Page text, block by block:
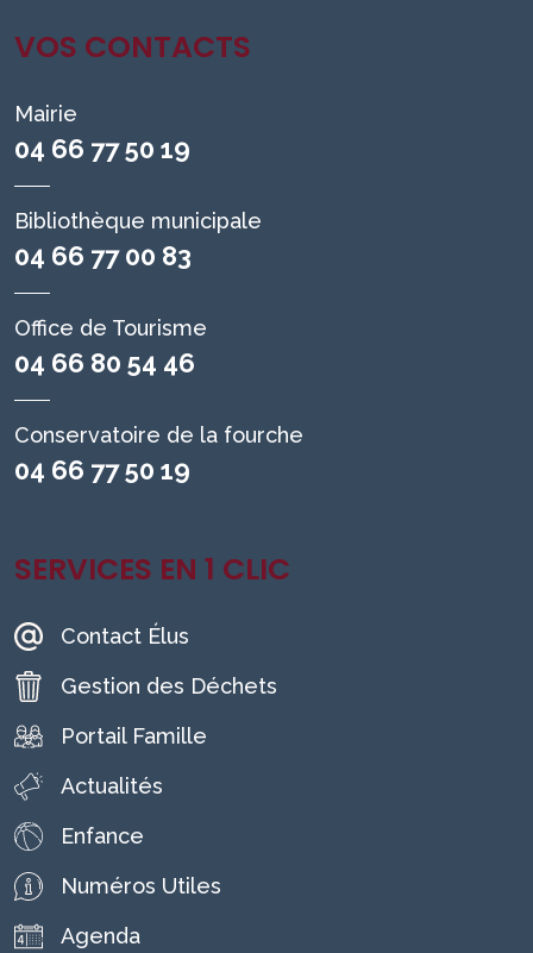
VOS CONTACTS
Mairie
04 66 77 50 19
Bibliothèque municipale
04 66 77 00 83
Office de Tourisme
04 66 80 54 46
Conservatoire de la fourche
04 66 77 50 19
SERVICES EN 1 CLIC
Contact Élus
Gestion des Déchets
Portail Famille
Actualités
Enfance
Numéros Utiles
Agenda